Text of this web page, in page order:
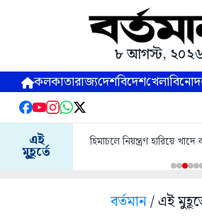
৮ আগস্ট,
কলকাতারাজ্যদেশবিদেশখেলা
এই
মুহূর্তে
হিমাচলে নিয়ন্ত্রণ হারিয়ে
বর্তমান/ এই